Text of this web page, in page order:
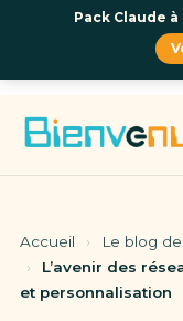
Accueil › Le blog
›
L’avenir des
et personnalisation
Pack Claude